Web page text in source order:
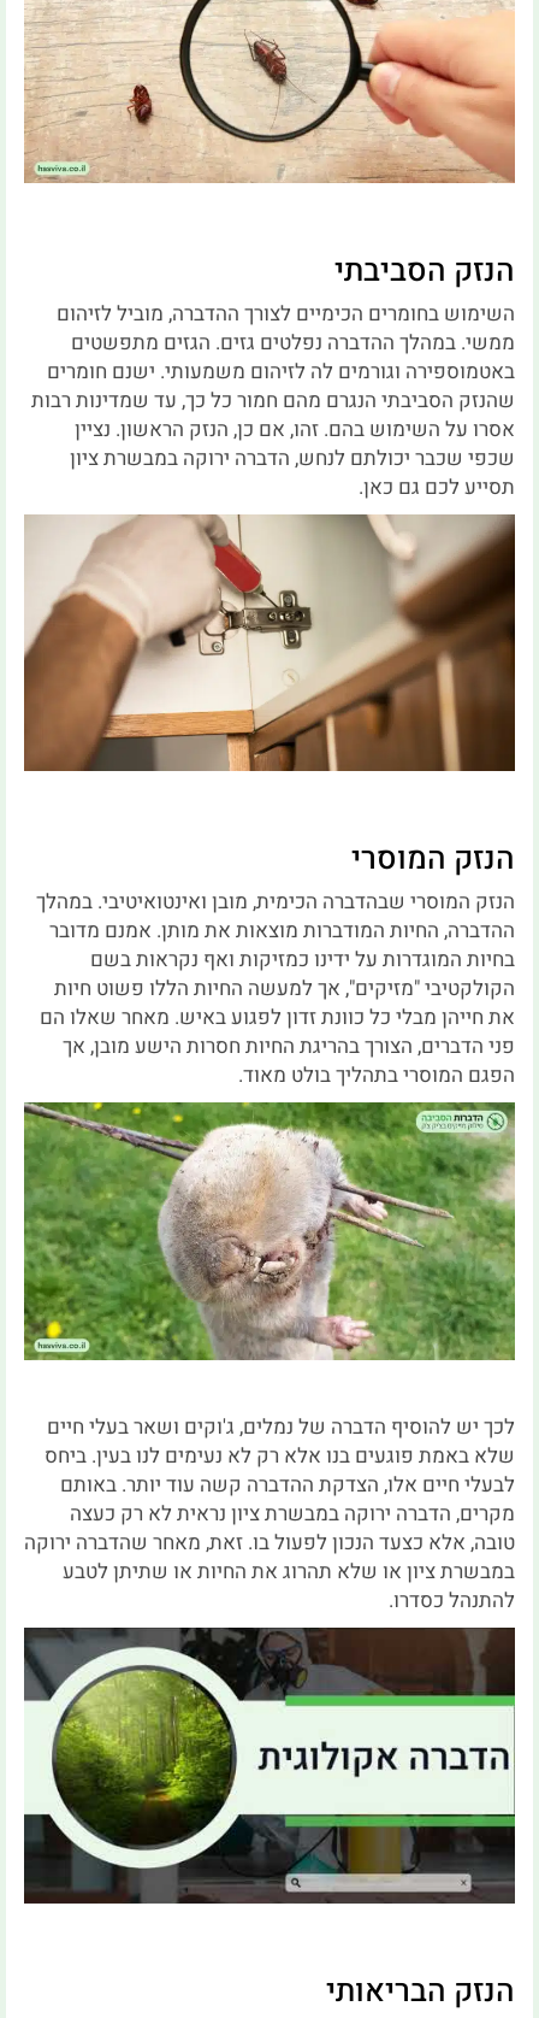
הנזק הסביבתי
השימוש בחומרים הכימיים לצורך ההדברה, מוביל לזיהום
ממשי. במהלך ההדברה נפלטים גזים. הגזים מתפשטים
באטמוספירה וגורמים לה לזיהום משמעותי. ישנם חומרים
שהנזק הסביבתי הנגרם מהם חמור כל כך, עד שמדינות רבות
אסרו על השימוש בהם. זהו, אם כן, הנזק הראשון. נציין
שכפי שכבר יכולתם לנחש, הדברה ירוקה במבשרת ציון
תסייע לכם גם כאן.
הנזק המוסרי
הנזק המוסרי שבהדברה הכימית, מובן ואינטואיטיבי. במהלך
ההדברה, החיות המודברות מוצאות את מותן. אמנם מדובר
בחיות המוגדרות על ידינו כמזיקות ואף נקראות בשם
הקולקטיבי "מזיקים", אך למעשה החיות הללו פשוט חיות
את חייהן מבלי כל כוונת זדון לפגוע באיש. מאחר שאלו הם
פני הדברים, הצורך בהריגת החיות חסרות הישע מובן, אך
הפגם המוסרי בתהליך בולט מאוד.
לכך יש להוסיף הדברה של נמלים, ג'וקים ושאר בעלי חיים
שלא באמת פוגעים בנו אלא רק לא נעימים לנו בעין. ביחס
לבעלי חיים אלו, הצדקת ההדברה קשה עוד יותר. באותם
מקרים, הדברה ירוקה במבשרת ציון נראית לא רק כעצה
טובה, אלא כצעד הנכון לפעול בו. זאת, מאחר שהדברה ירוקה
במבשרת ציון או שלא תהרוג את החיות או שתיתן לטבע
להתנהל כסדרו.
הנזק הבריאותי